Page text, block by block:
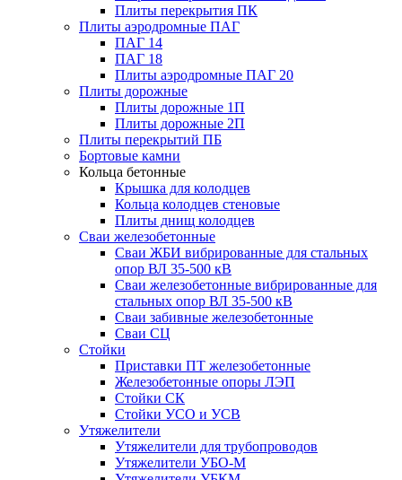
Плиты перекрытия ПК
Плиты аэродромные ПАГ
ПАГ 14
ПАГ 18
Плиты аэродромные ПАГ 20
Плиты дорожные
Плиты дорожные 1П
Плиты дорожные 2П
Плиты перекрытий ПБ
Бортовые камни
Кольца бетонные
Крышка для колодцев
Кольца колодцев стеновые
Плиты днищ колодцев
Сваи железобетонные
Сваи ЖБИ вибрированные для стальных
опор ВЛ 35-500 кВ
Сваи железобетонные вибрированные для
стальных опор ВЛ 35-500 кВ
Сваи забивные железобетонные
Сваи СЦ
Стойки
Приставки ПТ железобетонные
Железобетонные опоры ЛЭП
Стойки СК
Стойки УСО и УСВ
Утяжелители
Утяжелители для трубопроводов
Утяжелители УБО-М